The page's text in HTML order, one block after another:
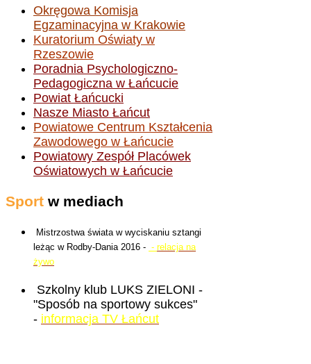
Okręgowa Komisja
Egzaminacyjna w Krakowie
Kuratorium Oświaty w
Rzeszowie
Poradnia Psychologiczno-
Pedagogiczna w Łańcucie
Powiat Łańcucki
Nasze Miasto Łańcut
Powiatowe Centrum Kształcenia
Zawodowego w Łańcucie
Powiatowy Zespół Placówek
Oświatowych w Łańcucie
Sport w mediach
Mistrzostwa świata w wyciskaniu sztangi
leżąc w Rodby-Dania 2016 - - relacja na
żywo
Szkolny klub LUKS ZIELONI -
"Sposób na sportowy sukces"
- informacja TV Łańcut